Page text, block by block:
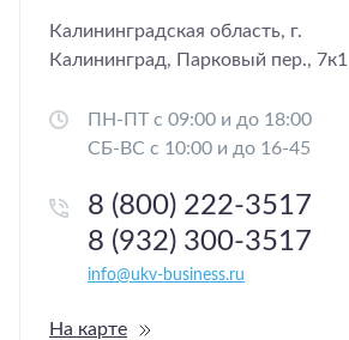
Калининградская область, г.
Калининград, Парковый пер., 7к1
На карте
ПН-ПТ с 09:00 и до 18:00
СБ-ВС с 10:00 и до 16-45
8 (800) 222-3517
8 (932) 300-3517
info@ukv-business.ru